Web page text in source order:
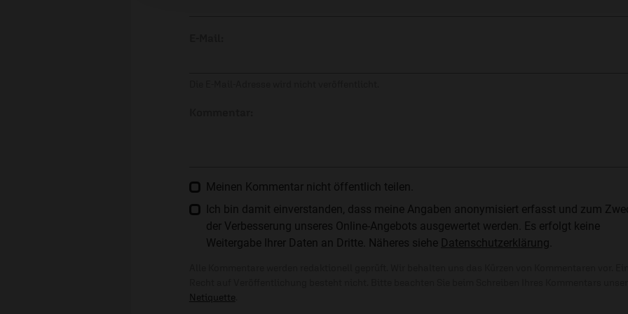
Meinen Kommentar nicht öffentlich teilen.
Ich bin damit einverstanden, dass meine Angaben anonymisiert erfasst und zum
der Verbesserung unseres Online-Angebots ausgewertet werden. Es erfolgt keine
Weitergabe Ihrer Daten an Dritte. Näheres siehe Datenschutzerklärung
Netiquette